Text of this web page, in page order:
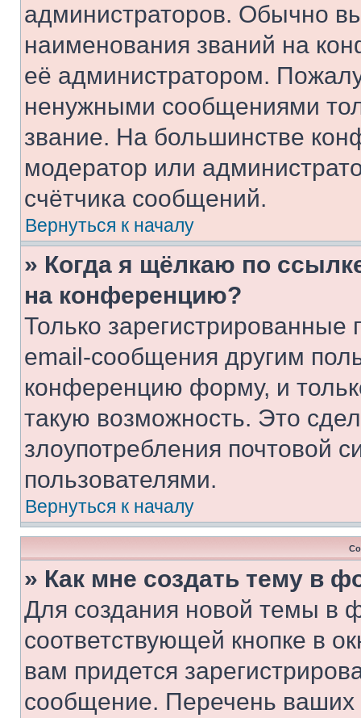
администраторов. Обычно
наименования званий на
её администратором.
ненужными сообщениями
звание. На большинстве
модератор или
счётчика сообщений.
Вернуться к началу
» Когда я щёлкаю по
на конференцию?
Только зарегистрированные
email-сообщения другим
конференцию форму, и
такую возможность. Это
злоупотребления почтовой
пользователями.
Вернуться к началу
» Как мне создать тему в
Для создания новой темы в
соответствующей кнопке в
вам придется
сообщение. Перечень ваших